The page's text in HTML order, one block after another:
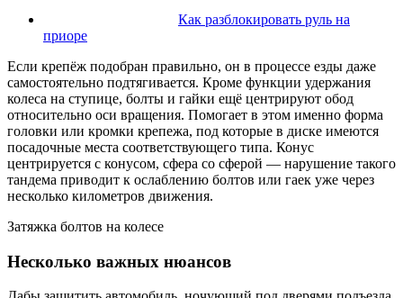
Как разблокировать руль на
приоре
Если крепёж подобран правильно, он в процессе езды даже
самостоятельно подтягивается. Кроме функции удержания
колеса на ступице, болты и гайки ещё центрируют обод
относительно оси вращения. Помогает в этом именно форма
головки или кромки крепежа, под которые в диске имеются
посадочные места соответствующего типа. Конус
центрируется с конусом, сфера со сферой — нарушение такого
тандема приводит к ослаблению болтов или гаек уже через
несколько километров движения.
Затяжка болтов на колесе
Несколько важных нюансов